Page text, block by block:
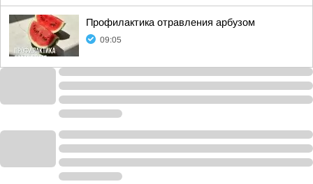
Профилактика отравления арбузом
09:05